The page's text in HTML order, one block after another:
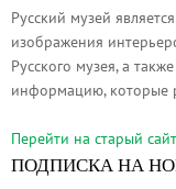
Русский музей
изображения
Русского музея, а
информацию, которые
Перейти на cтарый
ПОДПИСКА НА